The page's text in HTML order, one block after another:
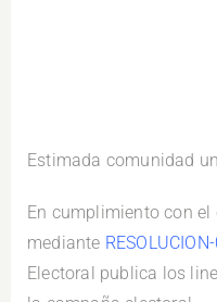
Estimada comunidad
En cumplimiento con el
mediante
Electoral publica los